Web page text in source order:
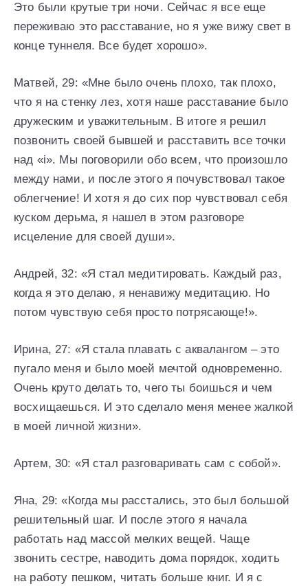
Это были крутые три ночи. Сейчас я все еще
переживаю это расставание, но я уже вижу свет в
конце туннеля. Все будет хорошо».
Матвей, 29: «Мне было очень плохо, так плохо,
что я на стенку лез, хотя наше расставание было
дружеским и уважительным. В итоге я решил
позвонить своей бывшей и расставить все точки
над «i». Мы поговорили обо всем, что произошло
между нами, и после этого я почувствовал такое
облегчение! И хотя я до сих пор чувствовал себя
куском дерьма, я нашел в этом разговоре
исцеление для своей души».
Андрей, 32: «Я стал медитировать. Каждый раз,
когда я это делаю, я ненавижу медитацию. Но
потом чувствую себя просто потрясающе!».
Ирина, 27: «Я стала плавать с аквалангом – это
пугало меня и было моей мечтой одновременно.
Очень круто делать то, чего ты боишься и чем
восхищаешься. И это сделало меня менее жалкой
в моей личной жизни».
Артем, 30: «Я стал разговаривать сам с собой».
Яна, 29: «Когда мы расстались, это был большой
решительный шаг. И после этого я начала
работать над массой мелких вещей. Чаще
звонить сестре, наводить дома порядок, ходить
на работу пешком, читать больше книг. И я с